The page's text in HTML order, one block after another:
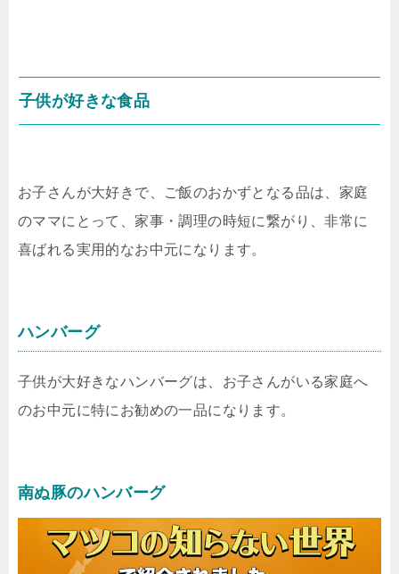
子供が好きな食品
お子さんが大好きで、ご飯のおかずとなる品は、家庭
のママにとって、家事・調理の時短に繋がり、非常に
喜ばれる実用的なお中元になります。
ハンバーグ
子供が大好きなハンバーグは、お子さんがいる家庭へ
のお中元に特にお勧めの一品になります。
南ぬ豚のハンバーグ